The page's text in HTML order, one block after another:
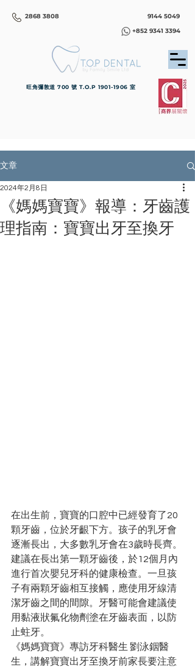
2868 3808
9144 5049
+852 9341 3394
旺角彌敦道 700 號 T.O.P 1901-1906 室
文章
《媽媽寶寶》報導：牙齒護
理指南：寶寶出牙至換牙
2024年2月8日
在出生前，寶寶的口腔中已經發育了20
顆牙齒，位於牙齦下方。孩子的乳牙會
逐漸長出，大多數乳牙會在3歲時長齊。
建議在長出第一顆牙齒後，於12個月內
進行首次嬰兒牙科的健康檢查。一旦孩
子有兩顆牙齒相互接觸，應使用牙線清
潔牙齒之間的間隙。牙醫可能會建議使
用黏液狀氟化物劑塗在牙齒表面，以防
止蛀牙。
《媽媽寶寶》專訪牙科醫生 劉泳銦醫
生，講解寶寶出牙至換牙前家長要注意